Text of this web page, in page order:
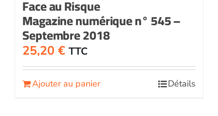
Face au Risque
Magazine numérique n° 545 –
Septembre 2018
25,20 € TTC
Ajouter au panier Détails